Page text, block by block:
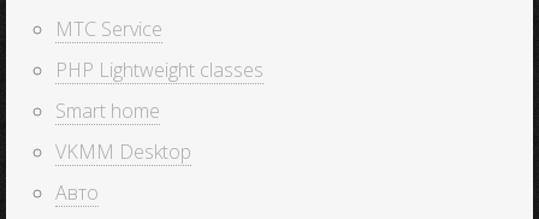
MTC Service
PHP Lightweight classes
Smart home
VKMM Desktop
Авто